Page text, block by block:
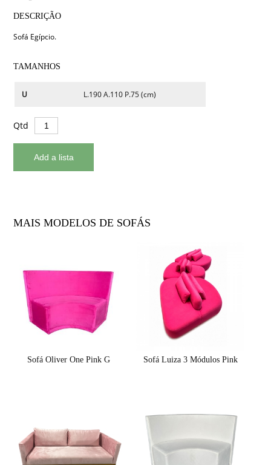
DESCRIÇÃO
Sofá Egípcio.
TAMANHOS
U L.190 A.110 P.75 (cm)
Qtd
MAIS MODELOS DE SOFÁS
Sofá Oliver One Pink G Sofá Luiza 3 Módulos Pink